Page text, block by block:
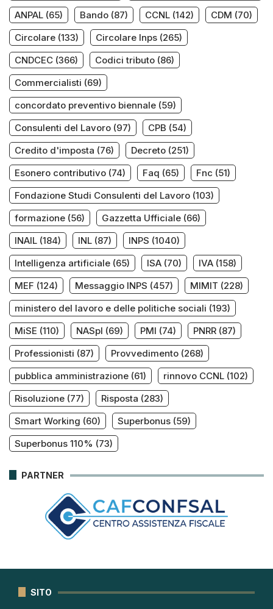
ANPAL (65) Bando (87) CCNL (142) CDM (70)
Circolare (133) Circolare Inps (265)
CNDCEC (366) Codici tributo (86)
Commercialisti (69)
concordato preventivo biennale (59)
Consulenti del Lavoro (97) CPB (54)
Credito d'imposta (76) Decreto (251)
Esonero contributivo (74) Faq (65) Fnc (51)
Fondazione Studi Consulenti del Lavoro (103)
formazione (56) Gazzetta Ufficiale (66)
INAIL (184) INL (87) INPS (1040)
Intelligenza artificiale (65) ISA (70) IVA (158)
MEF (124) Messaggio INPS (457) MIMIT (228)
ministero del lavoro e delle politiche sociali (193)
MiSE (110) NASpI (69) PMI (74) PNRR (87)
Professionisti (87) Provvedimento (268)
pubblica amministrazione (61) rinnovo CCNL (102)
Risoluzione (77) Risposta (283)
Smart Working (60) Superbonus (59)
Superbonus 110% (73)
PARTNER
SITO